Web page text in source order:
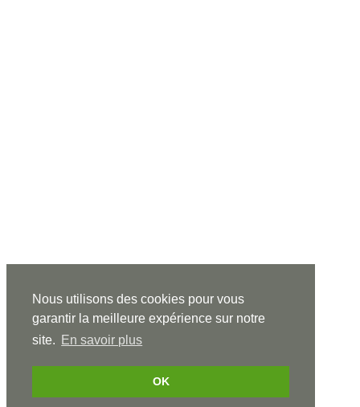
Nous utilisons des cookies pour vous
garantir la meilleure expérience sur notre
site.
En savoir plus
OK